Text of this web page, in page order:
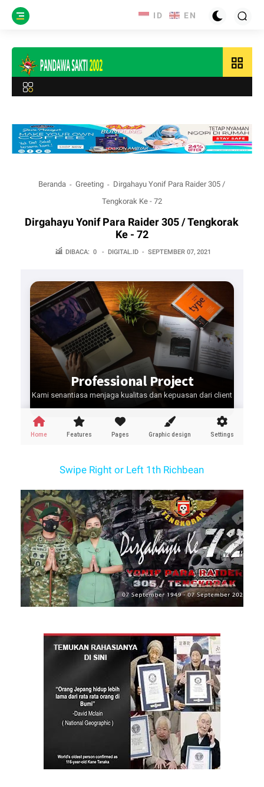
grid_view
Beranda Greeting
Dirgahayu Yonif Para Raider 305 /
Tengkorak Ke - 72
Dirgahayu Yonif Para Raider 305 / Tengkorak
Ke - 72
DIBACA: 0 - DIGITAL.ID - SEPTEMBER 07, 2021
Swipe Right or Left 1th Richbean